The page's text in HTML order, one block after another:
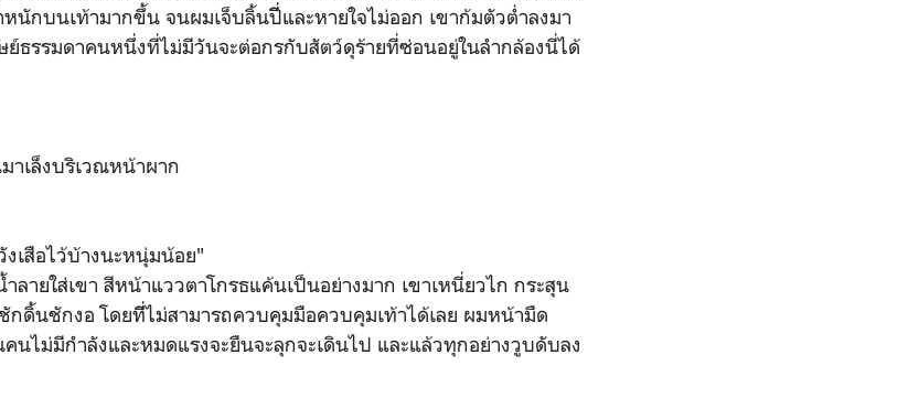
หนักบนเท้ามากขึ้น จนผมเจ็บลิ้นปีี่และหายใจไม่ออก เขาก้มตัวต่ำลงมา
ธรรมดาคนหนึ่งที่ไม่มีวันจะต่อกรกับสัตว์ดุร้ายที่ซ่อนอยู่ในลำกล้องนี่ได้
ล็งบริเวณหน้าผาก
สือไว้บ้างนะหนุ่มน้อย"
ส่เขา สีหน้าแววตาโกรธแค้นเป็นอย่างมาก เขาเหนี่ยวไก กระสุน
กดิ้นชักงอ โดยทีี่ไม่สามารถควบคุมมือควบคุมเท้าได้เลย ผมหน้ามืด
นไม่มีกําลังและหมดแรงจะยืนจะลุกจะเดินไป และแล้วทุกอย่างวูบดับลง